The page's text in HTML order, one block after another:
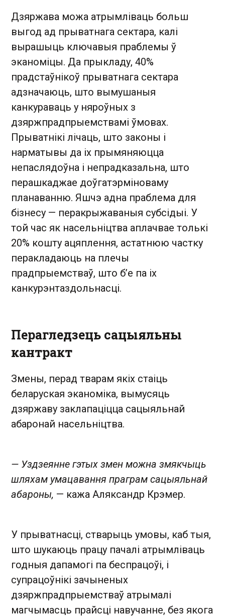
Дзяржава можа атрымліваць больш
выгод ад прыватнага сектара, калі
вырашыць ключавыя праблемы ў
эканоміцы. Да прыкладу, 40%
прадстаўнікоў прыватнага сектара
адзначаюць, што вымушаныя
канкураваць у няроўных з
дзяржпрадпрыемствамі ўмовах.
Прыватнікі лічаць, што законы і
нарматывы да іх прымяняюцца
непаслядоўна і непрадказальна, што
перашкаджае доўгатэрміноваму
планаванню. Яшчэ адна праблема для
бізнесу — перакрыжаваныя субсідыі. У
той час як насельніцтва аплачвае толькі
20% кошту ацяплення, астатнюю частку
перакладаюць на плечы
прадпрыемстваў, што б’е па іх
канкурэнтаздольнасці.
Перагледзець сацыяльны
кантракт
Змены, перад тварам якіх стаіць
беларуская эканоміка, вымусяць
дзяржаву заклапаціцца сацыяльнай
абаронай насельніцтва.
— Уздзеянне гэтых змен можна змякчыць
шляхам умацавання праграм сацыяльнай
абароны, — кажа Аляксандр Крэмер.
У прыватнасці, стварыць умовы, каб тыя,
што шукаюць працу пачалі атрымліваць
годныя дапамогі па беспрацоўі, і
супрацоўнікі зачыненых
дзяржпрадпрыемстваў атрымалі
магчымасць прайсці навучанне, без якога